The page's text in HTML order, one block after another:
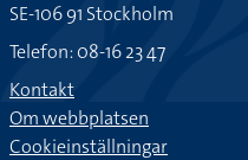
SE-106 91 Stockholm
Telefon: 08-16 23 47
Kontakt
Om webbplatsen
Cookieinställningar